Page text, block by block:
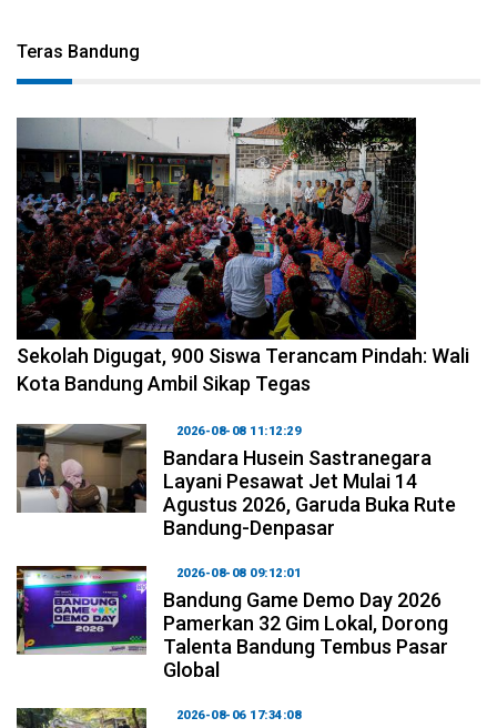
Teras Bandung
2026-08-08 14:10:48
Sekolah Digugat, 900 Siswa Terancam Pindah: Wali
Kota Bandung Ambil Sikap Tegas
2026-08-08 11:12:29
Bandara Husein Sastranegara
Layani Pesawat Jet Mulai 14
Agustus 2026, Garuda Buka Rute
Bandung-Denpasar
2026-08-08 09:12:01
Bandung Game Demo Day 2026
Pamerkan 32 Gim Lokal, Dorong
Talenta Bandung Tembus Pasar
Global
2026-08-06 17:34:08